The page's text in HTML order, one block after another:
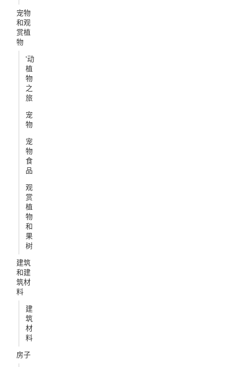
宠物
和观
赏植
物
'动
植
物
之
旅
宠
物
宠
物
食
品
观
赏
植
物
和
果
树
建筑
和建
筑材
料
建
筑
材
料
房子